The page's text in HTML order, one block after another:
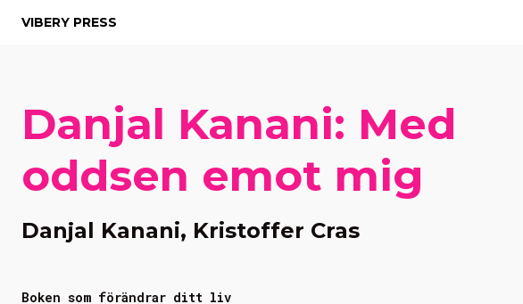
VIBERY PRESS
Danjal Kanani: Med
oddsen emot mig
Danjal Kanani, Kristoffer Cras
Boken som förändrar ditt liv